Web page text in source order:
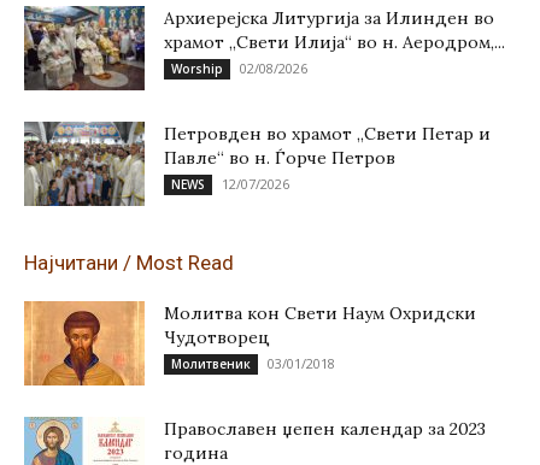
Архиерејска Литургија за Илинден во
храмот „Свети Илија“ во н. Аеродром,...
Worship 02/08/2026
Петровден во храмот „Свети Петар и
Павле“ во н. Ѓорче Петров
NEWS 12/07/2026
Најчитани / Most Read
Молитва кон Свети Наум Охридски
Чудотворец
Молитвеник 03/01/2018
Православен џепен календар за 2023
година